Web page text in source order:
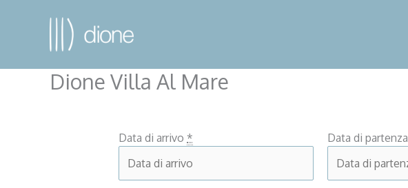
Dione Villa Al Mare
Data di arrivo * Data di partenza